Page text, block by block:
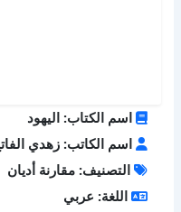
اسم الكتاب: اليهود
اسم الكاتب: زهدي
التصنيف: مقارنة أديان
اللغة: عربي